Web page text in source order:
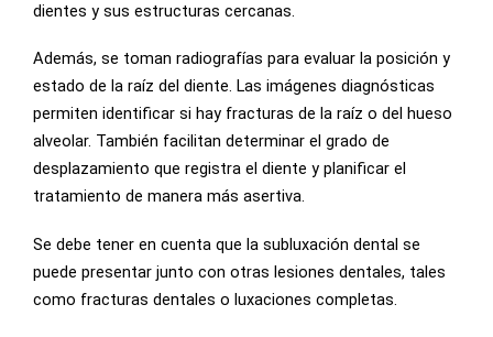
dientes y sus estructuras cercanas.
Además, se toman radiografías para evaluar la posición y
estado de la raíz del diente. Las imágenes diagnósticas
permiten identificar si hay fracturas de la raíz o del hueso
alveolar. También facilitan determinar el grado de
desplazamiento que registra el diente y planificar el
tratamiento de manera más asertiva.
Se debe tener en cuenta que la subluxación dental se
puede presentar junto con otras lesiones dentales, tales
como fracturas dentales o luxaciones completas.